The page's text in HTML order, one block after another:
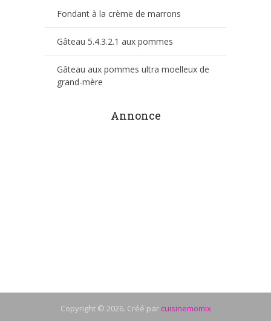
Fondant à la crème de marrons
Gâteau 5.4.3.2.1 aux pommes
Gâteau aux pommes ultra moelleux de
grand-mère
Annonce
Copyright © 2026. Créé par cuisinemomix